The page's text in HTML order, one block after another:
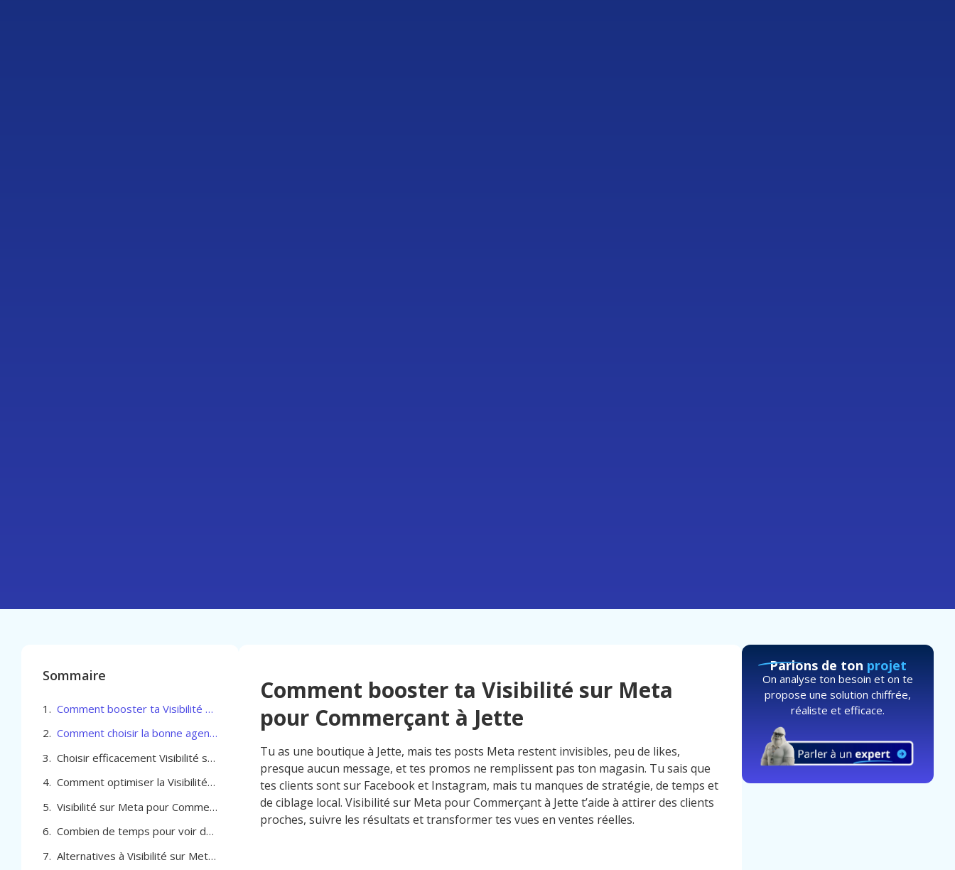
Sommaire
Comment booster ta Visibilité sur Meta pour Commerçant à Jette
Comment choisir la bonne agence pour optimiser la Visibilité sur Meta pour Commerçant à Jette
Choisir efficacement Visibilité sur Meta pour Commerçant à Jette
Comment optimiser la Visibilité sur Meta pour Commerçant à Jette
Visibilité sur Meta pour Commerçant à Jette
Combien de temps pour voir des résultats avec la visibilité sur Meta à Jette
Alternatives à Visibilité sur Meta pour Commerçant à Jette
Comment booster ta Visibilité sur Meta
pour Commerçant à Jette
Tu as une boutique à Jette, mais tes posts Meta restent invisibles, peu de likes,
presque aucun message, et tes promos ne remplissent pas ton magasin. Tu sais que
tes clients sont sur Facebook et Instagram, mais tu manques de stratégie, de temps et
de ciblage local. Visibilité sur Meta pour Commerçant à Jette t’aide à attirer des clients
proches, suivre les résultats et transformer tes vues en ventes réelles.
Parlons de ton projet
On analyse ton besoin et on te
propose une solution chiffrée,
réaliste et efficace.